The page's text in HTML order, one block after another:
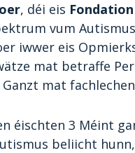
, déi eis
vum
iwwer eis
mat betraffe
mat
éischten 3 Méint
beliicht